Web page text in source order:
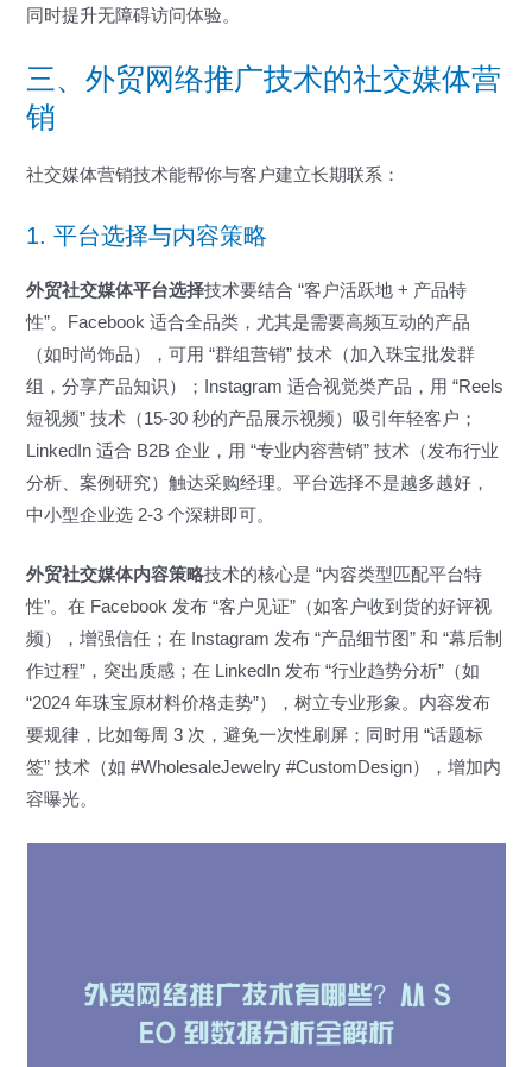
同时提升无障碍访问体验。
三、外贸网络推广技术的社交媒体营
销
社交媒体营销技术能帮你与客户建立长期联系：
1. 平台选择与内容策略
外贸社交媒体平台选择技术要结合 “客户活跃地 + 产品特
性”。Facebook 适合全品类，尤其是需要高频互动的产品
（如时尚饰品），可用 “群组营销” 技术（加入珠宝批发群
组，分享产品知识）；Instagram 适合视觉类产品，用 “Reels
短视频” 技术（15-30 秒的产品展示视频）吸引年轻客户；
LinkedIn 适合 B2B 企业，用 “专业内容营销” 技术（发布行业
分析、案例研究）触达采购经理。平台选择不是越多越好，
中小型企业选 2-3 个深耕即可。
外贸社交媒体内容策略技术的核心是 “内容类型匹配平台特
性”。在 Facebook 发布 “客户见证”（如客户收到货的好评视
频），增强信任；在 Instagram 发布 “产品细节图” 和 “幕后制
作过程”，突出质感；在 LinkedIn 发布 “行业趋势分析”（如
“2024 年珠宝原材料价格走势”），树立专业形象。内容发布
要规律，比如每周 3 次，避免一次性刷屏；同时用 “话题标
签” 技术（如 #WholesaleJewelry #CustomDesign），增加内
容曝光。